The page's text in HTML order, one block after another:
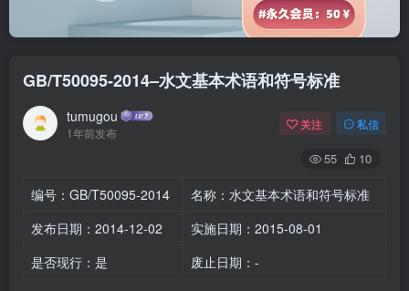
GB/T50095-2014–水文基本术语和符号标准
tumugou
1年前发布
关注 私信
55 10
编号：GB/T50095-2014
名称：水文基本术语和符号标准
发布日期：2014-12-02
实施日期：2015-08-01
是否现行：是
废止日期：-